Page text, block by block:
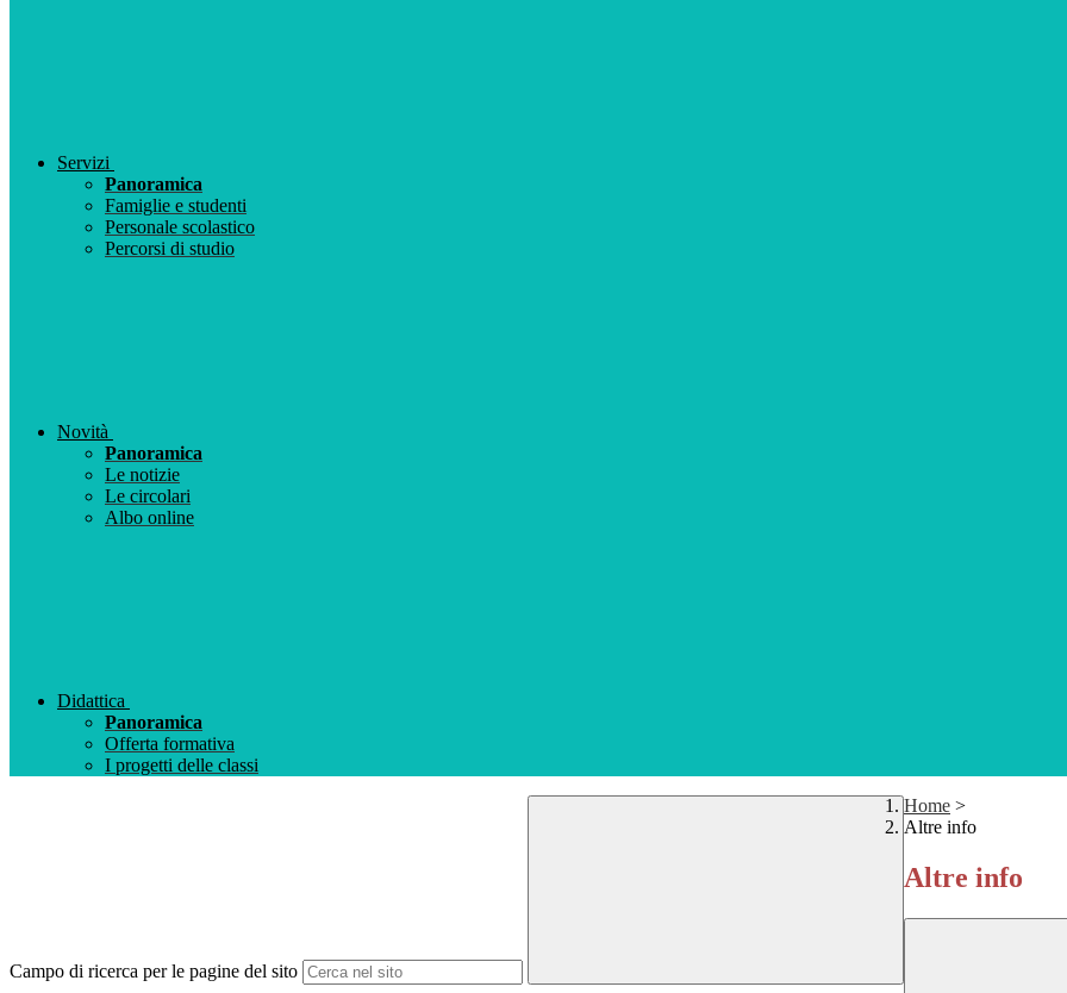
Servizi
Panoramica
Famiglie e studenti
Personale scolastico
Percorsi di studio
Novità
Panoramica
Le notizie
Le circolari
Albo online
Didattica
Panoramica
Offerta formativa
I progetti delle classi
Campo di ricerca per le pagine del sito
Home >
Altre info
Altre info